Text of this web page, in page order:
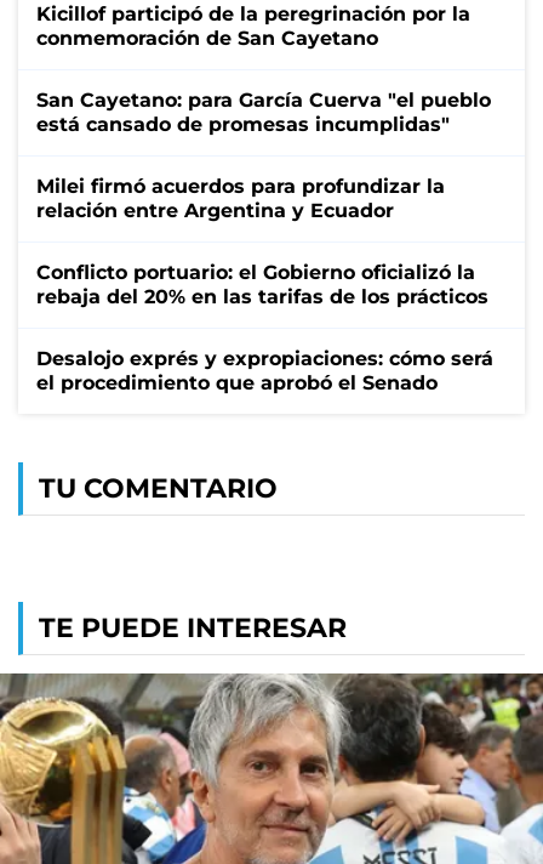
Kicillof participó de la peregrinación por la
conmemoración de San Cayetano
San Cayetano: para García Cuerva "el pueblo
está cansado de promesas incumplidas"
Milei firmó acuerdos para profundizar la
relación entre Argentina y Ecuador
Conflicto portuario: el Gobierno oficializó la
rebaja del 20% en las tarifas de los prácticos
Desalojo exprés y expropiaciones: cómo será
el procedimiento que aprobó el Senado
TU COMENTARIO
TE PUEDE INTERESAR